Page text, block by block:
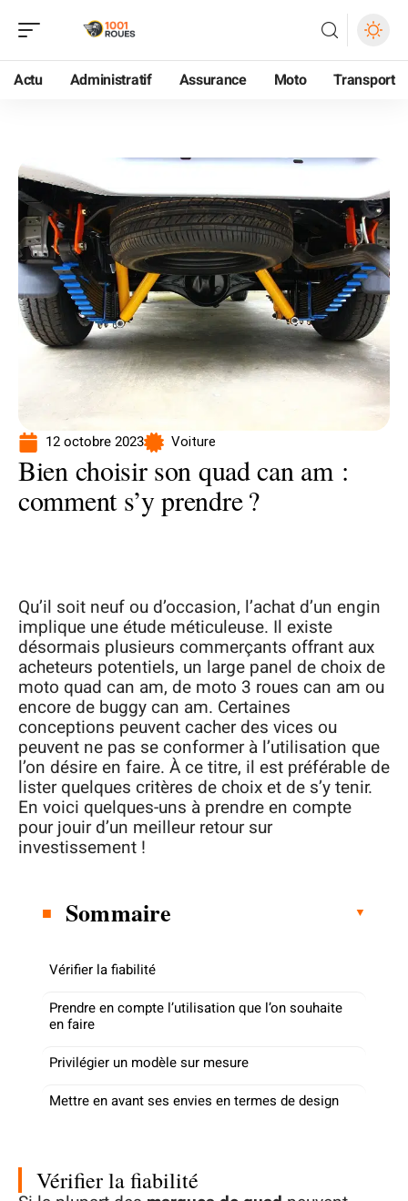
Actu Administratif Assurance Moto Transport
12 octobre 2023 Voiture
Bien choisir son quad can am :
comment s’y prendre ?
Qu’il soit neuf ou d’occasion, l’achat d’un engin
implique une étude méticuleuse. Il existe
désormais plusieurs commerçants offrant aux
acheteurs potentiels, un large panel de choix de
moto quad can am, de moto 3 roues can am ou
encore de buggy can am. Certaines
conceptions peuvent cacher des vices ou
peuvent ne pas se conformer à l’utilisation que
l’on désire en faire. À ce titre, il est préférable de
lister quelques critères de choix et de s’y tenir.
En voici quelques-uns à prendre en compte
pour jouir d’un meilleur retour sur
investissement !
Sommaire
Vérifier la fiabilité
Prendre en compte l’utilisation que l’on souhaite
en faire
Privilégier un modèle sur mesure
Mettre en avant ses envies en termes de design
Vérifier la fiabilité